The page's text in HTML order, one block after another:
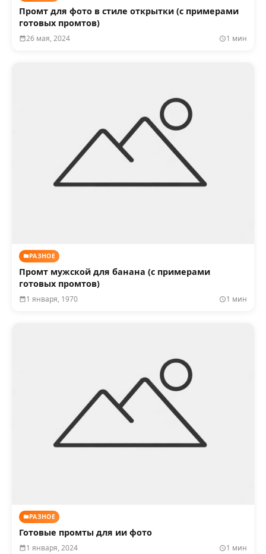
Промт для фото в стиле открытки (с примерами
готовых промтов)
26 мая, 2024 1 мин
РАЗНОЕ
Промт мужской для банана (с примерами
готовых промтов)
1 января, 1970 1 мин
РАЗНОЕ
Готовые промты для ии фото
1 января, 2024 1 мин